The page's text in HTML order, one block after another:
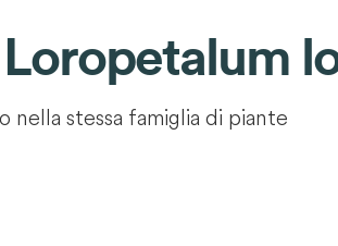
Loropetalum
nella stessa famiglia di piante